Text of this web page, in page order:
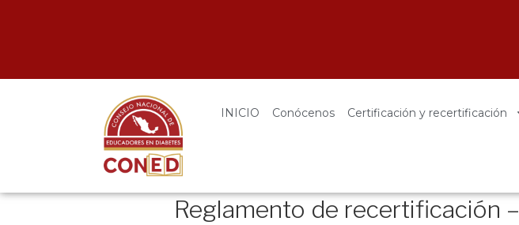
Por la educación en diabetes de excelencia y con ética
INICIO Conócenos Certificación y recertificación
Reglamento de recertificación –